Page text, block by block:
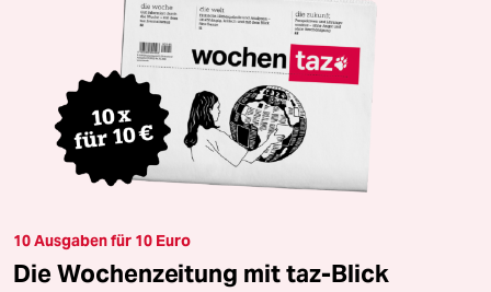
10 Ausgaben für 10 Euro
Die Wochenzeitung mit taz-Blick